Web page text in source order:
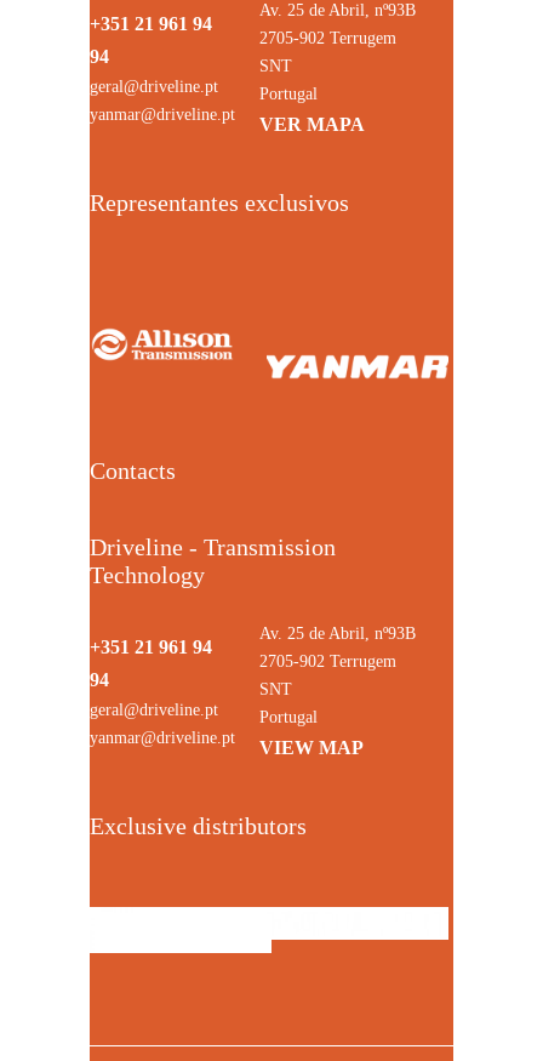
+351 21 961 94
94
geral@driveline.pt
yanmar@driveline.pt
Av. 25 de Abril, nº93B
2705-902 Terrugem
SNT
Portugal
VER MAPA
Representantes exclusivos
Contacts
Driveline - Transmission
Technology
+351 21 961 94
94
geral@driveline.pt
yanmar@driveline.pt
Av. 25 de Abril, nº93B
2705-902 Terrugem
SNT
Portugal
VIEW MAP
Exclusive distributors